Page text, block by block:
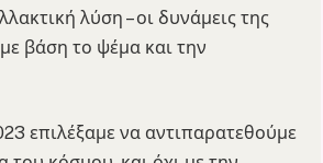
λύση – οι δυνάμεις της
βάση το ψέμα και την
επιλέξαμε να αντιπαρατεθούμε